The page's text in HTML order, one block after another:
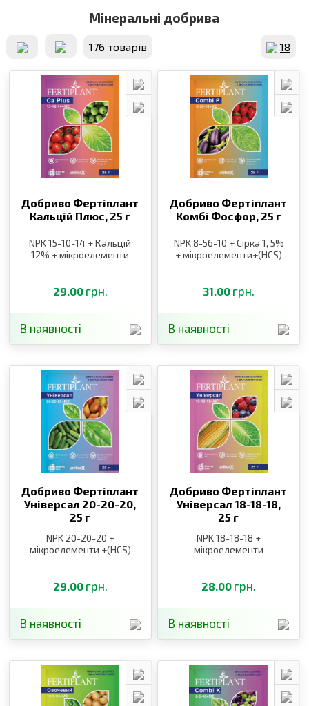
Мінеральні добрива
176 товарiв 18
Добриво Фертіплант
Кальцій Плюс, 25 г
NPK 15-10-14 + Кальцій
12% + мікроелементи
29.00 грн.
В наявності
Добриво Фертіплант
Комбі Фосфор, 25 г
NPK 8-56-10 + Сірка 1, 5%
+ мікроелементи+(HCS)
31.00 грн.
В наявності
Добриво Фертіплант
Універсал 20-20-20,
25 г
NPK 20-20-20 +
мікроелементи +(HCS)
29.00 грн.
В наявності
Добриво Фертіплант
Універсал 18-18-18,
25 г
NPK 18-18-18 +
мікроелементи
28.00 грн.
В наявності